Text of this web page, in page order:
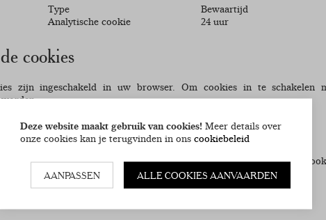
Type
Bewaartijd
Analytische cookie 24 uur
cookies
zijn ingeschakeld in uw browser. Om cookies in te schakelen
Explorer
op 'Internetopties' in het menu 'Extra'.
verplaats de instellingen- schuifknop naar 'laag' of ‘accepteer alle
uit).
Deze website maakt gebruik van cookies! Meer details over
onze cookies kan je terugvinden in ons cookiebeleid
AANPASSEN ALLE COOKIES AANVAARDEN